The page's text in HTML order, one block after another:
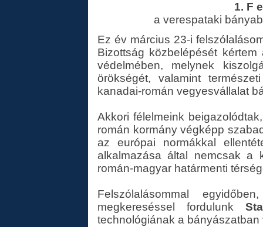
1. F
a verespataki
Ez év március 23-i
Bizottság közbelépését
védelmében, melynek
örökségét, valamint
kanadai-román vegyesvállalat
Akkori félelmeink
román kormány végképp
az európai normákkal
alkalmazása által nemcsak a
román-magyar határmenti
Felszólalásommal
megkereséssel fordulunk
technológiának a